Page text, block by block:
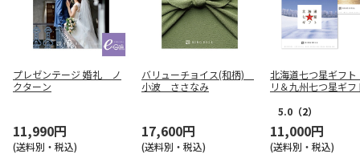
プレゼンテージ 婚礼 ノ
クターン
11,990円
(送料別・税込)
バリューチョイス(和柄)
小波 ささなみ
17,600円
(送料別・税込)
北海道七つ星ギフ
リ＆九州七つ星ギ
5.0 （2）
11,000円
(送料別・税込)